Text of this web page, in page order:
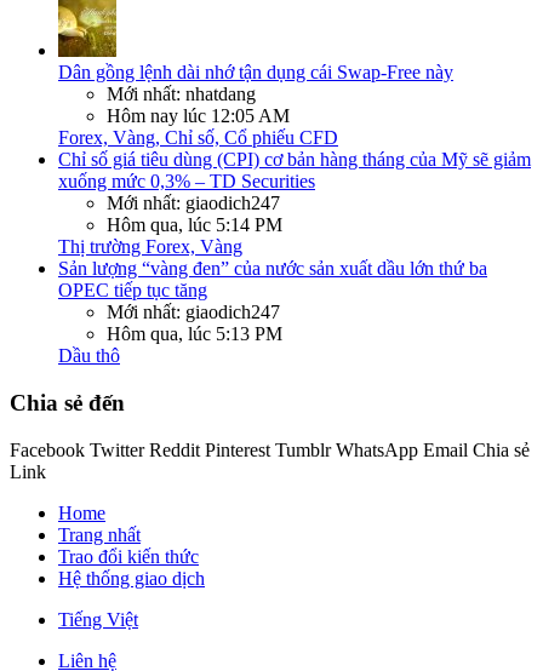
Dân gồng lệnh dài nhớ tận dụng cái Swap-Free này
Mới nhất: nhatdang
Hôm nay lúc 12:05 AM
Forex, Vàng, Chỉ số, Cổ phiếu CFD
Chỉ số giá tiêu dùng (CPI) cơ bản hàng tháng của Mỹ sẽ giảm
xuống mức 0,3% – TD Securities
Mới nhất: giaodich247
Hôm qua, lúc 5:14 PM
Thị trường Forex, Vàng
Sản lượng “vàng đen” của nước sản xuất dầu lớn thứ ba
OPEC tiếp tục tăng
Mới nhất: giaodich247
Hôm qua, lúc 5:13 PM
Dầu thô
Chia sẻ đến
Facebook Twitter Reddit Pinterest Tumblr WhatsApp Email Chia sẻ
Link
Home
Trang nhất
Trao đổi kiến thức
Hệ thống giao dịch
Tiếng Việt
Liên hệ